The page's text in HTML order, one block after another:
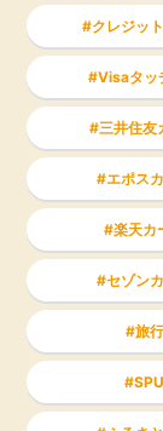
クレジッ
Visaタッ
三井住友
エポス
楽天カ
セゾン
旅行
SPU